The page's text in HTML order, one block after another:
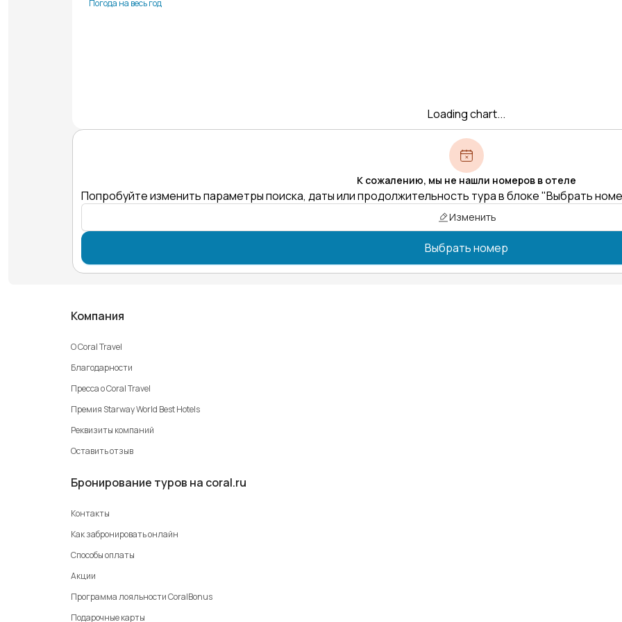
Погода на весь год
Loading chart...
К сожалению, мы не нашли номеров в отеле
Попробуйте изменить параметры поиска, даты или продолжительность тура в блоке "Выбрать
Изменить
Выбрать номер
Компания
О Coral Travel
Благодарности
Пресса о Coral Travel
Премия Starway World Best Hotels
Реквизиты компаний
Оставить отзыв
Бронирование туров на coral.ru
Контакты
Как забронировать онлайн
Способы оплаты
Акции
Программа лояльности CoralBonus
Подарочные карты